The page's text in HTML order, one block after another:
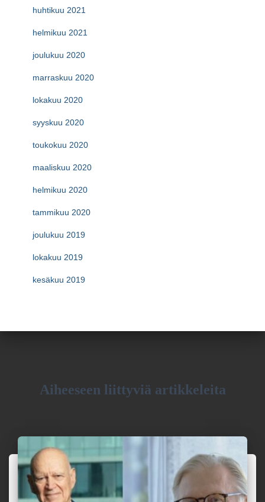
huhtikuu 2021
helmikuu 2021
joulukuu 2020
marraskuu 2020
lokakuu 2020
syyskuu 2020
toukokuu 2020
maaliskuu 2020
helmikuu 2020
tammikuu 2020
joulukuu 2019
lokakuu 2019
kesäkuu 2019
Aiheeseen liittyviä artikkeleita